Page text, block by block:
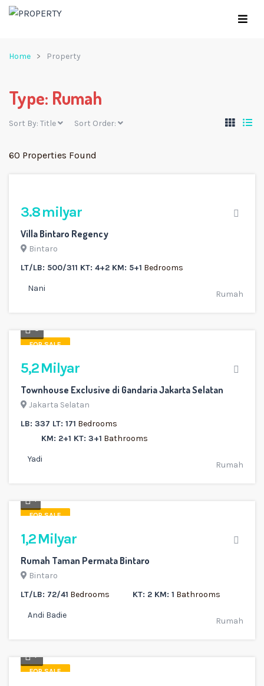
Home Property
Type: Rumah
Sort By: Title Sort Order:
60 Properties Found
3.8 milyar
Villa Bintaro Regency
Bintaro
LT/LB: 500/311 KT: 4+2 KM: 5+1 Bedrooms
Nani
Rumah
FOR SALE
3
5,2 Milyar
Townhouse Exclusive di Gandaria Jakarta Selatan
Jakarta Selatan
LB: 337 LT: 171 Bedrooms
KM: 2+1 KT: 3+1 Bathrooms
Yadi
Rumah
FOR SALE
1
1,2 Milyar
Rumah Taman Permata Bintaro
Bintaro
LT/LB: 72/41 Bedrooms KT: 2 KM: 1 Bathrooms
Andi Badie
Rumah
FOR SALE
7